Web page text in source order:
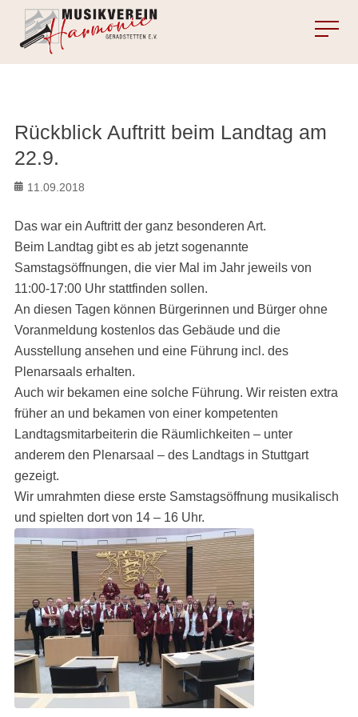
MENU
Rückblick Auftritt beim Landtag am
22.9.
Posted
11.09.2018
Das war ein Auftritt der ganz besonderen Art.
Beim Landtag gibt es ab jetzt sogenannte
Samstagsöffnungen, die vier Mal im Jahr jeweils von
11:00-17:00 Uhr stattfinden sollen.
An diesen Tagen können Bürgerinnen und Bürger ohne
Voranmeldung kostenlos das Gebäude und die
Ausstellung ansehen und eine Führung incl. des
Plenarsaals erhalten.
Auch wir bekamen eine solche Führung. Wir reisten extra
früher an und bekamen von einer kompetenten
Landtagsmitarbeiterin die Räumlichkeiten – unter
anderem den Plenarsaal – des Landtags in Stuttgart
gezeigt.
Wir umrahmten diese erste Samstagsöffnung musikalisch
und spielten dort von 14 – 16 Uhr.